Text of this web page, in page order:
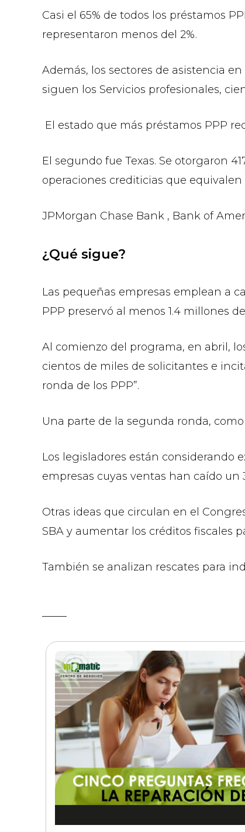
Casi el 65% de todos los préstamos
representaron menos del 2%.
Además, los sectores de asistencia
siguen los Servicios profesionales,
El estado que más préstamos PPP
El segundo fue Texas. Se otorgaron
operaciones crediticias que equivalen
JPMorgan Chase Bank , Bank of
¿Qué sigue?
Las pequeñas empresas emplean a
PPP preservó al menos 1.4 millones
Al comienzo del programa, en abril,
cientos de miles de solicitantes e
ronda de los PPP”.
Una parte de la segunda ronda,
Los legisladores están considerando
empresas cuyas ventas han caído
Otras ideas que circulan en el
SBA y aumentar los créditos fiscales
También se analizan rescates para